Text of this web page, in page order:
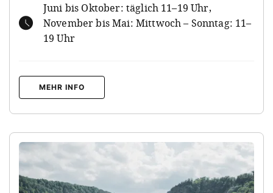
Juni bis Oktober: täglich 11–19 Uhr,
November bis Mai: Mittwoch – Sonntag: 11–
19 Uhr
MEHR INFO